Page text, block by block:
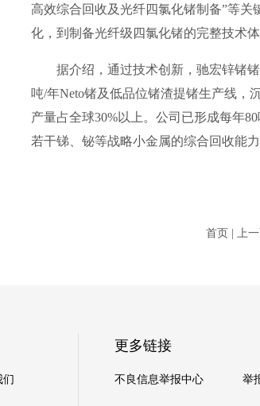
高效综合回收及光纤四氯化锗制备”等
化，到制备光纤级四氯化锗的完整技术体
据介绍，通过技术创新，驰宏锌锗锗
吨/年Neto锗及低品位锗渣提锗生产线，
产量占全球30%以上。公司已形成每年
若干锑、铋等战略小金属的综合回收能力
首页 | 上
们
更多链接
不良信息举报中心 举